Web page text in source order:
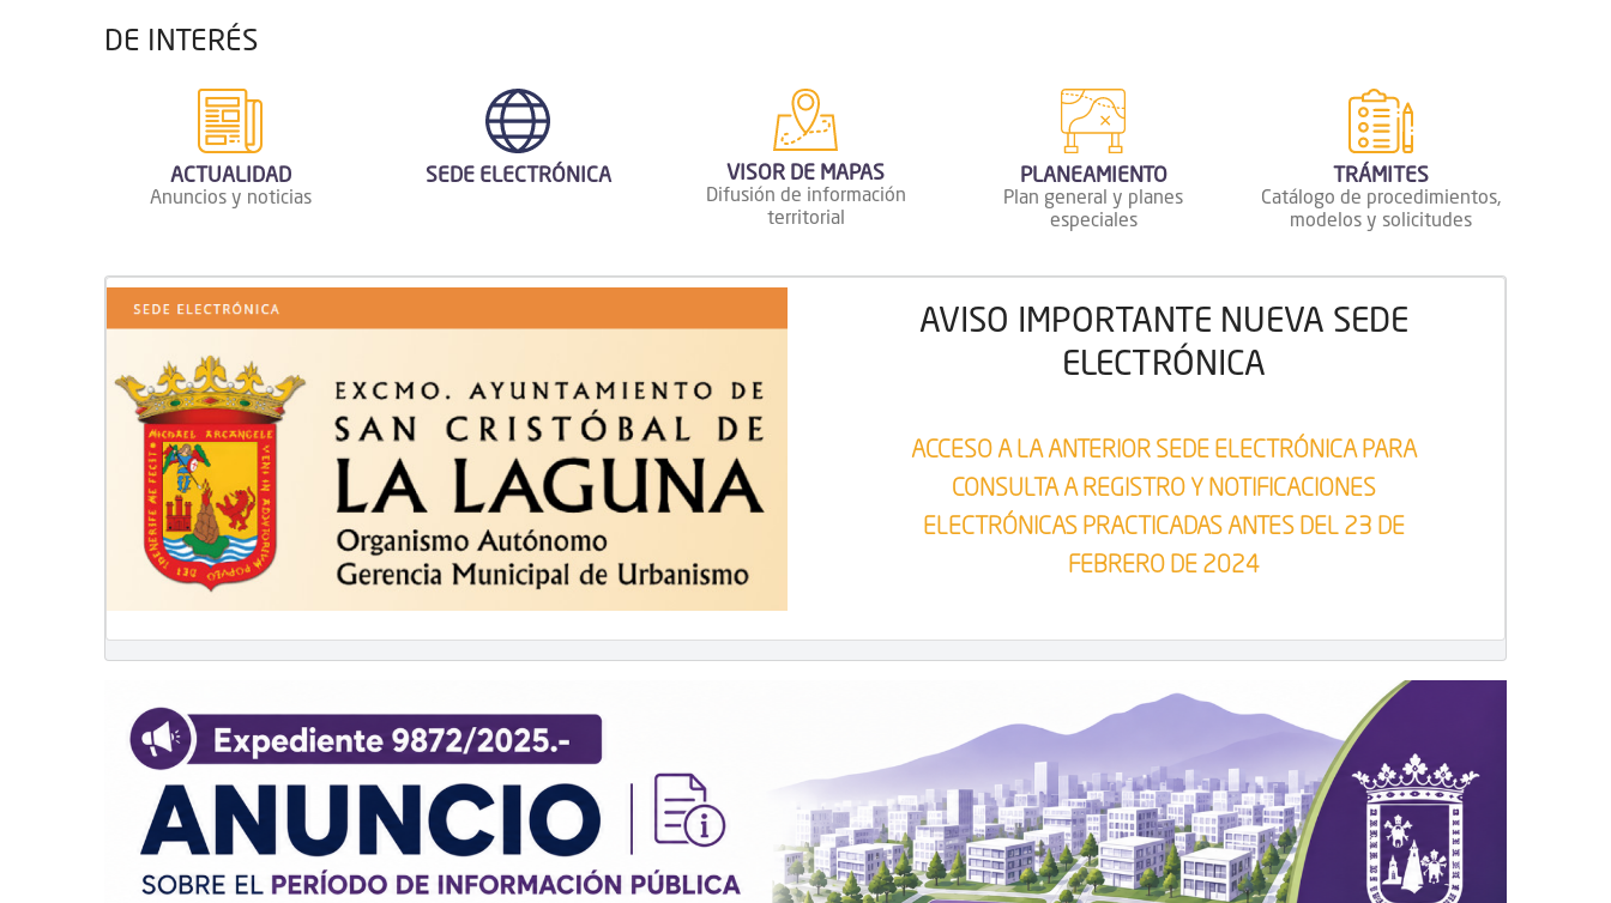
DE INTERÉS
ACTUALIDAD
Anuncios y noticias
SEDE ELECTRÓNICA VISOR DE MAPAS
Difusión de información
territorial
PLANEAMIENTO
Plan general y planes
especiales
TRÁMITES
Catálogo de procedimientos,
modelos y solicitudes
AVISO IMPORTANTE NUEVA SEDE
ELECTRÓNICA
ACCESO A LA ANTERIOR SEDE ELECTRÓNICA PARA
CONSULTA A REGISTRO Y NOTIFICACIONES
ELECTRÓNICAS PRACTICADAS ANTES DEL 23 DE
FEBRERO DE 2024